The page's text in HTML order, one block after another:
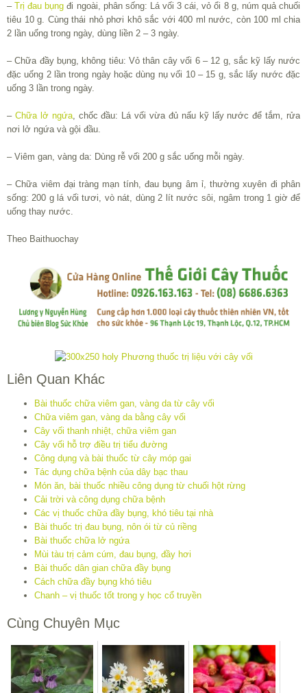
–Trị đau bụng đi ngoài, phân sống: Lá vối 3 cái, vỏ ổi 8 g, núm quả chuối
tiêu 10 g. Cùng thái nhỏ phơi khô sắc với 400 ml nước, còn 100 ml chia
2 lần uống trong ngày, dùng liền 2 – 3 ngày.
– Chữa đầy bụng, không tiêu: Vỏ thân cây vối 6 – 12 g, sắc kỹ lấy nước
đặc uống 2 lần trong ngày hoặc dùng nụ vối 10 – 15 g, sắc lấy nước đặc
uống 3 lần trong ngày.
– Chữa lở ngứa, chốc đầu: Lá vối vừa đủ nấu kỹ lấy nước để tắm, rửa
nơi lở ngứa và gội đầu.
– Viêm gan, vàng da: Dùng rễ vối 200 g sắc uống mỗi ngày.
– Chữa viêm đại tràng mạn tính, đau bụng âm ỉ, thường xuyên đi phân
sống: 200 g lá vối tươi, vò nát, dùng 2 lít nước sôi, ngâm trong 1 giờ để
uống thay nước.
Theo Baithuochay
Liên Quan Khác
Bài thuốc chữa viêm gan, vàng da từ cây vối
Chữa viêm gan, vàng da bằng cây vối
Cây vối thanh nhiệt, chữa viêm gan
Cây vối hỗ trợ điều trị tiểu đường
Công dụng và bài thuốc từ cây móp gai
Tác dụng chữa bệnh của dây bạc thau
Món ăn, bài thuốc nhiều công dụng từ chuối hột rừng
Cải trời và công dụng chữa bệnh
Các vị thuốc chữa đầy bụng, khó tiêu tại nhà
Bài thuốc trị đau bụng, nôn ói từ củ riềng
Bài thuốc chữa lở ngứa
Mùi tàu trị cảm cúm, đau bụng, đầy hơi
Bài thuốc dân gian chữa đầy bụng
Cách chữa đầy bụng khó tiêu
Chanh – vị thuốc tốt trong y học cổ truyền
Cùng Chuyên Mục